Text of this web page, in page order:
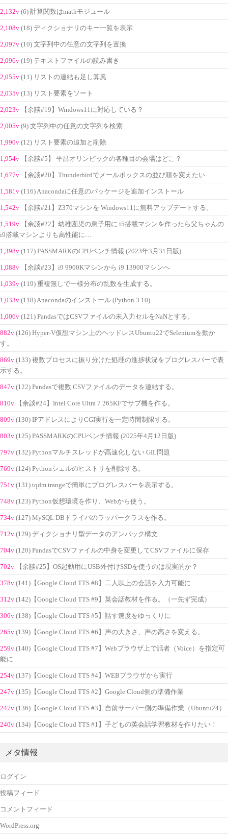
2,132v (6) 計算関数はmathモジュール
2,108v (18) ディクショナリのキー一覧を表示
2,097v (10) 文字列中の任意の文字列を置換
2,096v (19) テキストファイルの読み書き
2,055v (11) リストの連結も足し算風
2,035v (13) リスト要素をソート
2,023v 【余談#19】Windows11に対応している？
2,005v (9) 文字列中の任意の文字列を検索
1,990v (12) リスト要素の追加と削除
1,954v 【余談#5】 平昌オリンピックの各種目の会場はどこ？
1,677v 【余談#20】Thunderbirdでメールボックスの並び順を変えたい
1,581v (116) Anacondaに任意のパッケージを追加インストール
1,542v 【余談#21】Z370マシンを Windows11に無料アップデートする。
1,519v
【余談#22】幼稚園児の息子用に i5搭載マシンを作ったら父ちゃんの
i9搭載マシンよりも高性能に…
1,398v (117) PASSMARKのCPUベンチ情報 (2023年3月31日版)
1,088v 【余談#23】i9 9900Kマシンから i9 13900マシンへ
1,039v (119) 重複無しで一様分布の乱数を生成する。
1,033v (118) Anacondaのインストール (Python 3.10)
1,006v (121) PandasではCSVファイルの未入力セルをNaNとする。
882v (126) Hyper-V仮想マシン上のヘッドレスUbuntu22でSeleniumを動か
す。
869v (133) 複数プロセスに振り分けた処理の進捗状況をプログレスバーで表
示する。
847v (122) Pandasで複数 CSVファイルのデータを連結する。
810v 【余談#24】Intel Core Ultra 7 265KFでサブ機を作る。
809v (130) IPアドレスによりCGI実行を一定時間制限する。
803v (125) PASSMARKのCPUベンチ情報 (2025年4月12日版)
797v (132) Pythonマルチスレッドが高速化しない GIL問題
769v (124) Pythonシェルのヒストリを削除する。
751v (131) tqdm.trangeで簡単にプログレスバーを表示する。
748v (123) Python仮想環境を作り、Webから使う。
734v (127) MySQL DBドライバのラッパークラスを作る。
712v (129) ディクショナリ型データのアンパック構文
704v (120) PandasでCSVファイルの中身を変更してCSVファイルに保存
702v 【余談#25】OS起動用にUSB外付けSSDを使うのは現実的か？
378v (141)【Google Cloud TTS #8】二人以上の会話を入力可能に
312v (142)【Google Cloud TTS #9】英会話教材を作る。（一先ず完成）
300v (138)【Google Cloud TTS #5】話す速度をゆっくりに
265v (139)【Google Cloud TTS #6】声の大きさ、声の高さを変える。
259v (140)【Google Cloud TTS #7】Webブラウザ上で話者（Voice）を指定可
能に
254v (137)【Google Cloud TTS #4】WEBブラウザから実行
247v (135)【Google Cloud TTS #2】Google Cloud側の準備作業
247v (136)【Google Cloud TTS #3】自前サーバー側の準備作業（Ubuntu24）
240v (134)【Google Cloud TTS #1】子どもの英会話学習教材を作りたい！
メタ情報
ログイン
投稿フィード
コメントフィード
WordPress.org